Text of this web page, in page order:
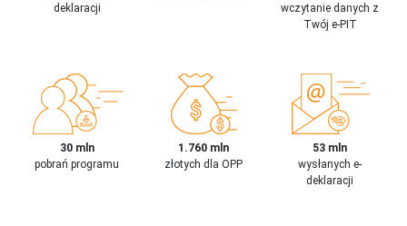
deklaracji
wczytanie danych z
Twój e-PIT
30 mln
pobrań programu
1.760 mln
złotych dla OPP
53 mln
wysłanych e-
deklaracji